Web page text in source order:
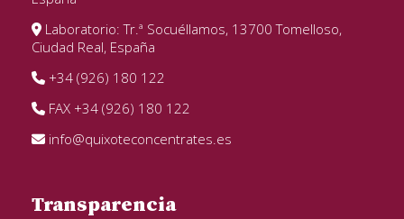
Laboratorio: Tr.ª Socuéllamos, 13700 Tomelloso,
Ciudad Real, España
+34 (926) 180 122
FAX +34 (926) 180 122
info@quixoteconcentrates.es
Transparencia